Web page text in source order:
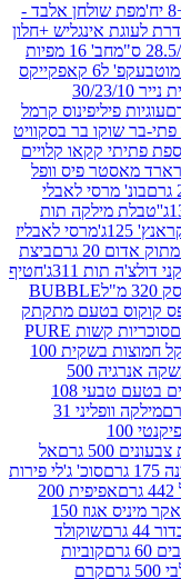
מפת שולחן אלבד -
לעוגת אינגליש +חלון
חב' 16 מפיות
קפ' ל6 קאפקייקס
שקית נייר 30/23/10
עוגיות פיליפינוס קרמל
בר שוקו בר בסקוויט
פתיתי קקאו קלויים
מאסטר פיס וופל
בונ' מרסי לאבלי
'טבלת מילקה תות
125ג'
מרסי לאבליז
אדום 20 גרם
ביצת
דולצ'ה תות 311ג'
חטיף
BUBBLE
קוקוס בטעם מתקתק
סוכריות קשות PURE
סאוור מדנס סוכריות על מקל חמוצות בשקית 100
מונסטר (סגול) אולטרה ויולט משקה אנרגיה 500
סנאפי חטיפי אפונה ירוקה פריכים בטעם טבעי 108
מילקה וופליני 31
חטיף סטייל קוריאה אורז בטעם פיקנטי 100
אל
סוכ' ג'לי פירות
אפיפית 200
לואקר מיניס אגוז 150
גרם
שוקולד
גרם
קוביות
קרם